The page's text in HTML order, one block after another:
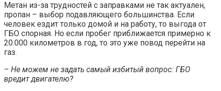
Метан из-за трудностей с заправками не так актуален,
пропан – выбор подавляющего большинства. Если
человек ездит только домой и на работу, то выгода от
ГБО спорная. Но если пробег приближается примерно к
20.000 километров в год, то это уже повод перейти на
газ.
– Не можем не задать самый избитый вопрос: ГБО
вредит двигателю?